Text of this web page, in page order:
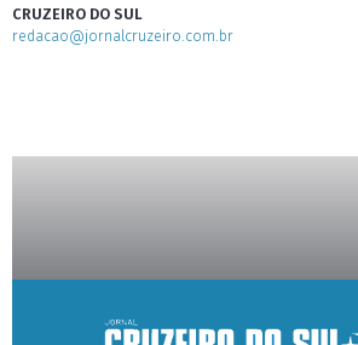
CRUZEIRO DO SUL
redacao@jornalcruzeiro.com.br